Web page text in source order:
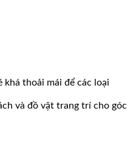
khá thoải mái để các loại
và đồ vật trang trí cho góc